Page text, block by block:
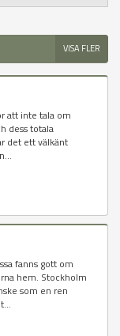
VISA FLER
att inte tala om
dess totala
det ett välkänt
fanns gott om
hem. Stockholm
som en ren